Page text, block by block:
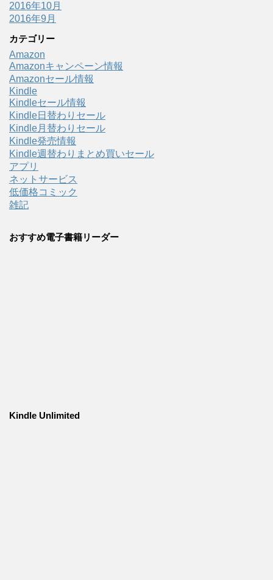
2016年10月
2016年9月
カテゴリー
Amazon
Amazonキャンペーン情報
Amazonセール情報
Kindle
Kindleセール情報
Kindle日替わりセール
Kindle月替わりセール
Kindle発売情報
Kindle週替わりまとめ買いセール
アプリ
ネットサービス
低価格コミック
雑記
おすすめ電子書籍リーダー
Kindle Unlimited